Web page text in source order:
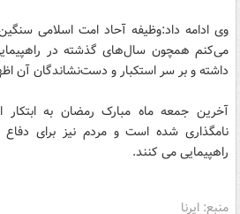
وی ادامه داد:وظیفه آحاد امت اسلامی
می‌کنم همچون سال‌های گذشته در
داشته و بر سر استکبار و دست‌نشاندگان آن
آخرین جمعه ماه مبارک رمضان به
نامگذاری شده است و مردم نیز برای
راهپیمایی می کنند.
منبع: ایرنا